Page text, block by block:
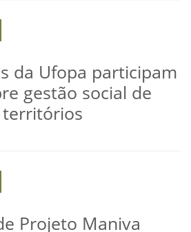
da Ufopa participam
gestão social de
Projeto Maniva